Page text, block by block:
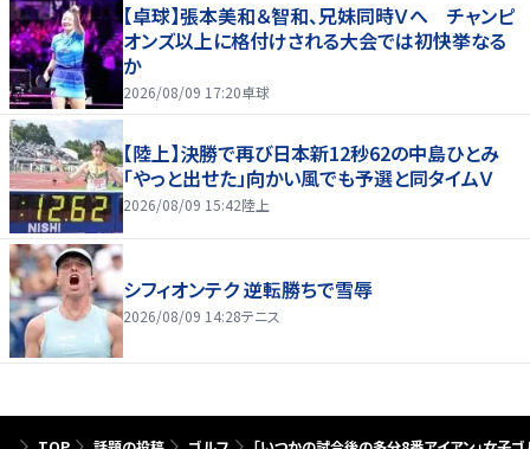
【卓球】張本美和＆智和、兄妹同時Ｖへ チャンピ
オンズ以上に格付けされる大会では初快挙なる
か
2026/08/09 17:20卓球
【陸上】決勝で再び日本新12秒62の中島ひとみ
「やっと出せた」向かい風でも予選と同タイムＶ
2026/08/09 15:42陸上
シフィオンテク 逆転勝ちで雪辱
2026/08/09 14:28テニス